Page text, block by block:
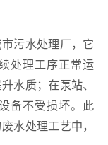
污水处理厂，它
处理工序正常运
水质；在泵站、
备不受损坏。此
水处理工艺中，